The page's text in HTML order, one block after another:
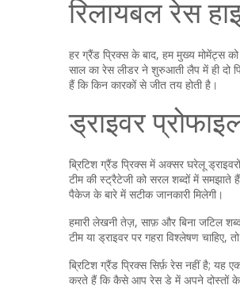
रिलायबल रेस
हर ग्रैंड प्रिक्स के बाद, हम मुख्य मोमेंट्स
साल का रेस लीडर ने शुरुआती लैप में ही दो
हैं कि किन कारकों से जीत तय होती है।
ड्राइवर
ब्रिटिश ग्रैंड प्रिक्स में अक्सर घरेलू
टीम की स्ट्रैटेजी को सरल शब्दों में
पैकेज के बारे में सटीक जानकारी मिलेगी।
हमारी लेखनी तेज़, साफ़ और बिना जटिल
टीम या ड्राइवर पर गहरा विश्लेषण
ब्रिटिश ग्रैंड प्रिक्स सिर्फ़ रेस नहीं है; यह
करते हैं कि कैसे आप रेस डे में अपने दोस्तों के